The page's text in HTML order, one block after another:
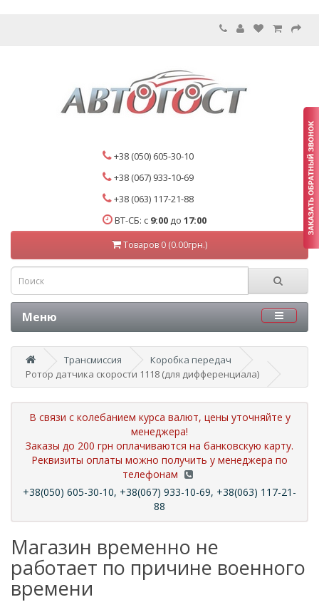
+38 (050) 605-30-10
+38 (067) 933-10-69
+38 (063) 117-21-88
ВТ-СБ: с 9:00 до 17:00
Товаров 0 (0.00грн.)
Меню
Трансмиссия
Коробка передач
Ротор датчика скорости 1118 (для дифференциала)
В связи с колебанием курса валют, цены уточняйте у
менеджера!
Заказы до 200 грн оплачиваются на банковскую карту.
Реквизиты оплаты можно получить у менеджера по
телефонам
+38(050) 605-30-10, +38(067) 933-10-69, +38(063) 117-21-
88
Магазин временно не
работает по причине военного
времени